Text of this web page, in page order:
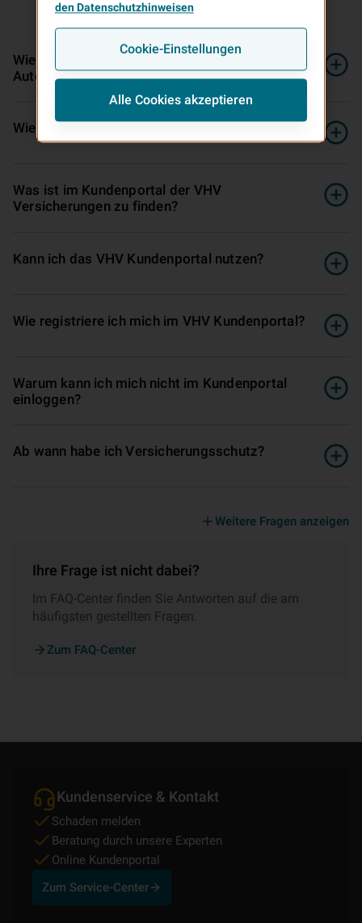
HäufigeFragenundAntworten
Wie kann ich bis zu 30 Prozent bei der
Autoversicherung sparen?
Wie verhalte ich mich nach einem Unfall?
Was ist im Kundenportal der VHV
Versicherungen zu finden?
Kann ich das VHV Kundenportal nutzen?
Wie registriere ich mich im VHV Kundenportal?
Warum kann ich mich nicht im Kundenportal
einloggen?
Ab wann habe ich Versicherungsschutz?
Weitere Fragen anzeigen
Ihre Frage ist nicht dabei?
Im FAQ-Center finden Sie Antworten auf die am
häufigsten gestellten Fragen.
Zum FAQ-Center
Kundenservice & Kontakt
Schaden melden
Beratung durch unsere Experten
Online Kundenportal
Zum Service-Center
den Datenschutzhinweisen
Cookie-Einstellungen
Alle Cookies akzeptieren